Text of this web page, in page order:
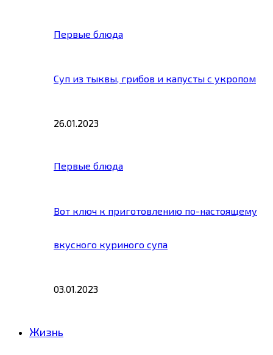
Первые блюда
Суп из тыквы, грибов и капусты с укропом
26.01.2023
Первые блюда
Вот ключ к приготовлению по-настоящему
вкусного куриного супа
03.01.2023
Жизнь